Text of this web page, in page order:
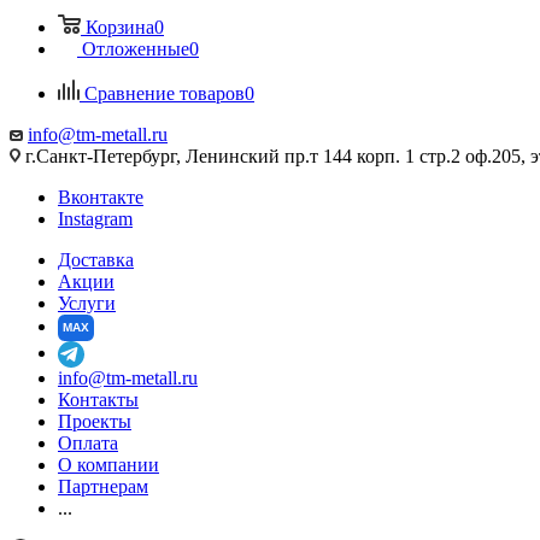
Корзина0
Отложенные0
Сравнение товаров0
info@tm-metall.ru
г.Санкт-Петербург, Ленинский пр.т 144 корп. 1 стр.2 оф.205,
Вконтакте
Instagram
Доставка
Акции
Услуги
MAX
info@tm-metall.ru
Контакты
Проекты
Оплата
О компании
Партнерам
...